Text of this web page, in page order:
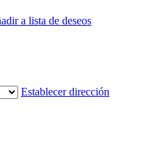
a lista de deseos
Establecer dirección